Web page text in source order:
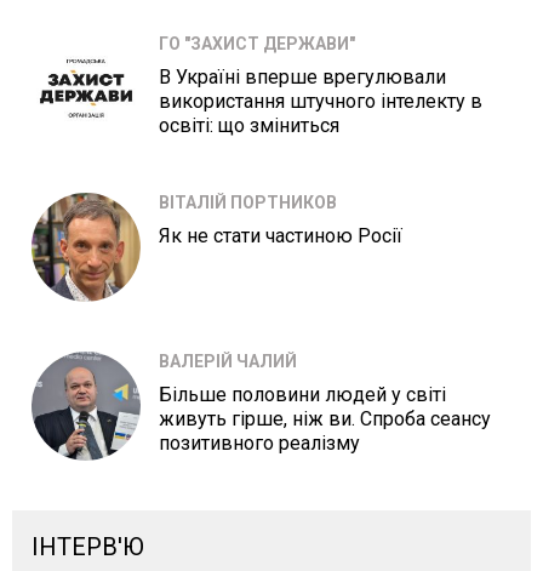
ГО "ЗАХИСТ ДЕРЖАВИ"
В Україні вперше врегулювали
використання штучного інтелекту в
освіті: що зміниться
ВІТАЛІЙ ПОРТНИКОВ
Як не стати частиною Росії
ВАЛЕРІЙ ЧАЛИЙ
Більше половини людей у світі
живуть гірше, ніж ви. Спроба сеансу
позитивного реалізму
ІНТЕРВ'Ю